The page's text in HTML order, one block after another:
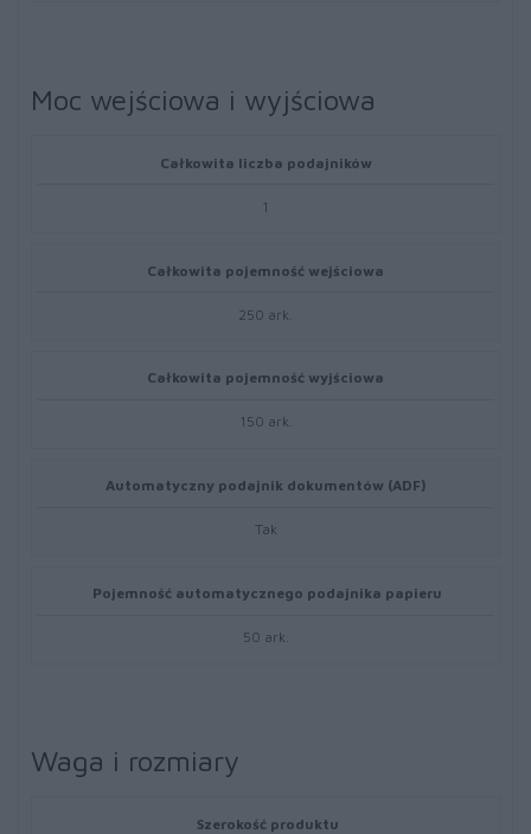
Moc wejściowa i wyjściowa
Całkowita liczba podajników
1
Całkowita pojemność wejściowa
250 ark.
Całkowita pojemność wyjściowa
150 ark.
Automatyczny podajnik dokumentów (ADF)
Tak
Pojemność automatycznego podajnika papieru
50 ark.
Waga i rozmiary
Szerokość produktu